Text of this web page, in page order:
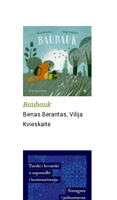
Baubauk
Benas Bėrantas, Vilija
Kvieskaitė